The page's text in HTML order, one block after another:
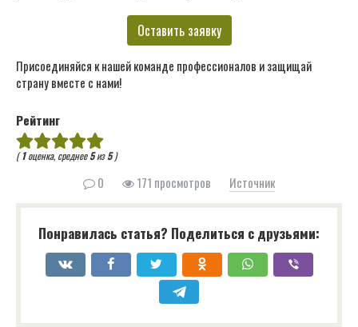
Оставить заявку
Присоединяйся к нашей команде профессионалов и защищай
страну вместе с нами!
Рейтинг
(1оценка, среднее5из5)
0 171 просмотров Источник
Понравилась статья? Поделиться с друзьями: